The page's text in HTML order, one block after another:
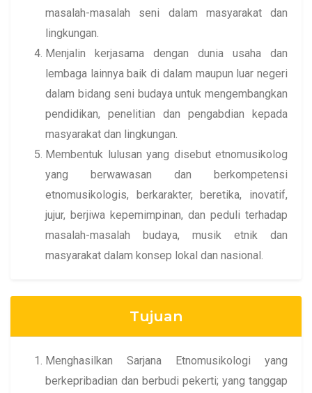
masalah-masalah seni dalam masyarakat dan
lingkungan.
Menjalin kerjasama dengan dunia usaha dan
lembaga lainnya baik di dalam maupun luar negeri
dalam bidang seni budaya untuk mengembangkan
pendidikan, penelitian dan pengabdian kepada
masyarakat dan lingkungan.
Membentuk lulusan yang disebut etnomusikolog
yang berwawasan dan berkompetensi
etnomusikologis, berkarakter, beretika, inovatif,
jujur, berjiwa kepemimpinan, dan peduli terhadap
masalah-masalah budaya, musik etnik dan
masyarakat dalam konsep lokal dan nasional.
Tujuan
Menghasilkan Sarjana Etnomusikologi yang
berkepribadian dan berbudi pekerti; yang tanggap